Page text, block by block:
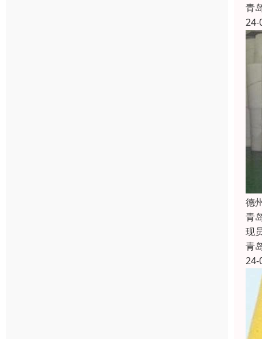
青
24-
德
青
现
青
24-